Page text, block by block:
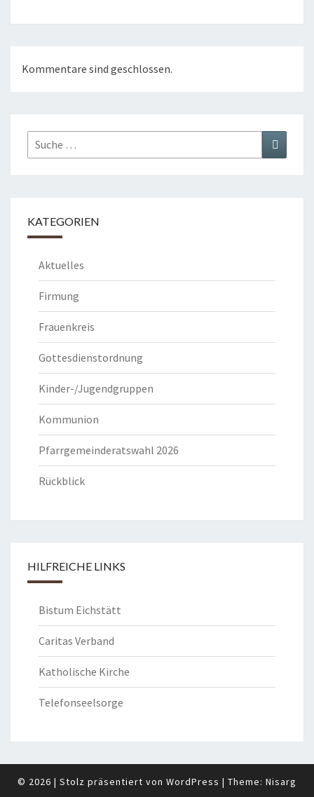
Kommentare sind geschlossen.
Suche
nach:
Suchen
KATEGORIEN
Aktuelles
Firmung
Frauenkreis
Gottesdienstordnung
Kinder-/Jugendgruppen
Kommunion
Pfarrgemeinderatswahl 2026
Rückblick
HILFREICHE LINKS
Bistum Eichstätt
Caritas Verband
Katholische Kirche
Telefonseelsorge
© 2026 | Stolz präsentiert von WordPress | Theme: Nisarg